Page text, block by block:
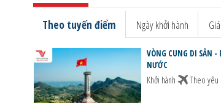
Theo tuyến điểm Ngày khởi hành
VÒNG CUNG DI SẢN
NƯỚC
Khởi hành Theo yêu